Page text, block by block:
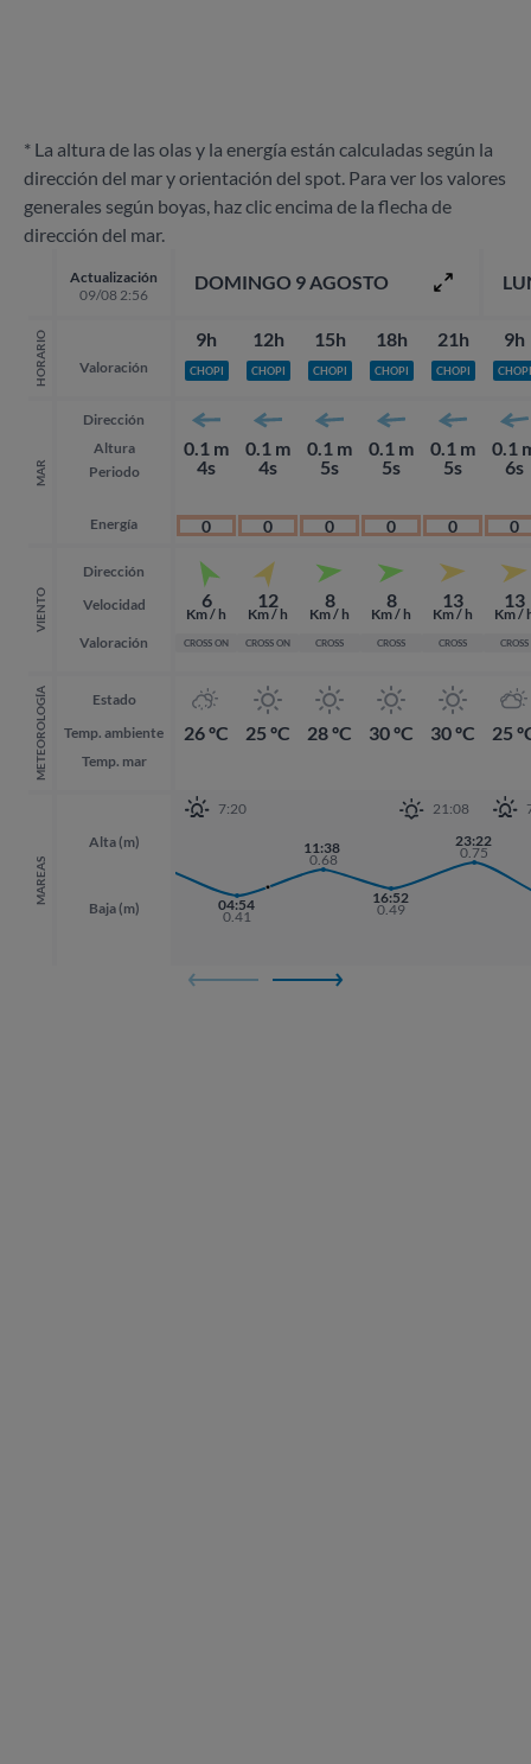
* La altura de las olas y la energía están calculadas según la
dirección del mar y orientación del spot. Para ver los valores
generales según boyas, haz clic encima de la flecha de
dirección del mar.
Actualización
09/08 2:56
HORARIO Valoración
MAR
Dirección
Altura
Periodo
Energía
VIENTO
Dirección
Velocidad
Valoración
METEOROLOGÍA
Estado
Temp. ambiente
Temp. mar
MAREAS
Alta (m)
Baja (m)
DOMINGO 9 AGOSTO
9h
CHOPI
0.1 m
4s
0
6
Km / h
CROSS ON
26 ºC
12h
CHOPI
0.1 m
4s
0
12
Km / h
CROSS ON
25 ºC
15h
CHOPI
0.1 m
5s
0
8
Km / h
CROSS
28 ºC
18h
CHOPI
0.1 m
5s
0
8
Km / h
CROSS
30 ºC
21h
CHOPI
0.1 m
5s
0
13
Km / h
CROSS
30 ºC
7:20
21:08
22:02
0.73
04:54
0.41
11:38
0.68
16:52
0.49
23:22
0.75
9h
CHOPI
0.1
6s
0
13
Km /
CROSS
25
23:22
0.75